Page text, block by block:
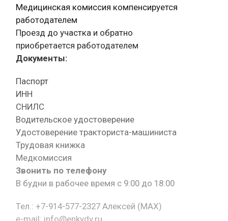
Медицинская комиссия компенсируется
работодателем
Проезд до участка и обратно
приобретается работодателем
Документы:
Паспорт
ИНН
СНИЛС
Водительское удостоверение
Удостоверение тракториста-машиниста
Трудовая книжка
Медкомиссия
Звонить по телефону
В будни в рабочее время с 9:00 до 18:00
Тел.: +7-914-577-2327 Алексей (MAX)
e-mail: info@enkydv.ru